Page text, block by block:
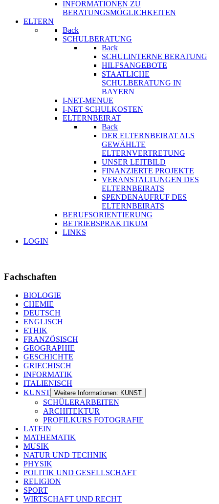
INFORMATIONEN ZU
BERATUNGSMÖGLICHKEITEN
ELTERN
Back
SCHULBERATUNG
Back
SCHULINTERNE BERATUNG
HILFSANGEBOTE
STAATLICHE
SCHULBERATUNG IN
BAYERN
I-NET-MENUE
I-NET SCHULKOSTEN
ELTERNBEIRAT
Back
DER ELTERNBEIRAT ALS
GEWÄHLTE
ELTERNVERTRETUNG
UNSER LEITBILD
FINANZIERTE PROJEKTE
VERANSTALTUNGEN DES
ELTERNBEIRATS
SPENDENAUFRUF DES
ELTERNBEIRATS
BERUFSORIENTIERUNG
BETRIEBSPRAKTIKUM
LINKS
LOGIN
Fachschaften
BIOLOGIE
CHEMIE
DEUTSCH
ENGLISCH
ETHIK
FRANZÖSISCH
GEOGRAPHIE
GESCHICHTE
GRIECHISCH
INFORMATIK
ITALIENISCH
KUNST Weitere Informationen: KUNST
SCHÜLERARBEITEN
ARCHITEKTUR
PROFILKURS FOTOGRAFIE
LATEIN
MATHEMATIK
MUSIK
NATUR UND TECHNIK
PHYSIK
POLITIK UND GESELLSCHAFT
RELIGION
SPORT
WIRTSCHAFT UND RECHT